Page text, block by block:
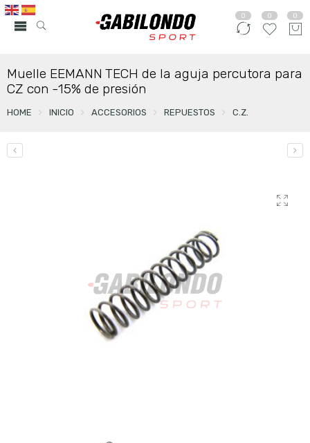
0 0 0
Muelle EEMANN TECH de la aguja percutora para
CZ con -15% de presión
HOME INICIO ACCESORIOS REPUESTOS C.Z.